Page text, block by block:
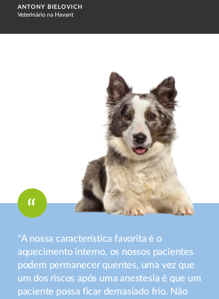
ANTONY BIELOVICH
Veterinário na Havant
"A nossa característica favorita é o
aquecimento interno, os nossos pacientes
podem permanecer quentes, uma vez que
um dos riscos após uma anestesia é que um
paciente possa ficar demasiado frio. Não